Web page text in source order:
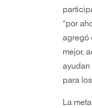
“por
agregó
mejor,
ayudan
para
La